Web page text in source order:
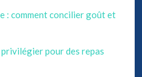
: comment concilier goût et
pour des repas